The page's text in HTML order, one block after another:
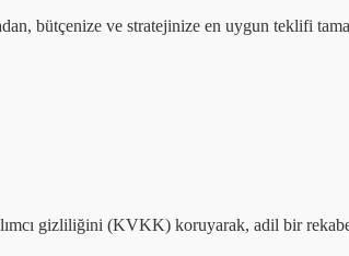
bütçenize ve stratejinize en uygun teklifi
gizliliğini (KVKK) koruyarak, adil bir